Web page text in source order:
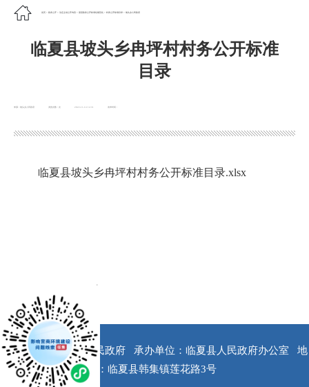
首页 政务公开 法定主动公开内容 基层政务公开标准化规范化 村务公开标准目录 坡头乡人民政府
临夏县坡头乡冉坪村村务公开标准
目录
来源：坡头乡人民政府 浏览次数： 发布时间：
2022-11-14 14:31
临夏县坡头乡冉坪村村务公开标准目录.xlsx
版权所有：临夏县人民政府 承办单位：临夏县人民政府办公室
地
址：临夏县韩集镇莲花路3号
x